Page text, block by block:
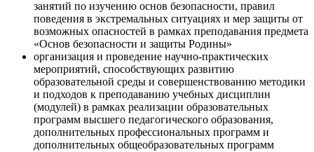
занятий по изучению основ безопасности, правил
поведения в экстремальных ситуациях и мер защиты от
возможных опасностей в рамках преподавания предмета
«Основ безопасности и защиты Родины»
организация и проведение научно-практических
мероприятий, способствующих развитию
образовательной среды и совершенствованию методики
и подходов к преподаванию учебных дисциплин
(модулей) в рамках реализации образовательных
программ высшего педагогического образования,
дополнительных профессиональных программ и
дополнительных общеобразовательных программ